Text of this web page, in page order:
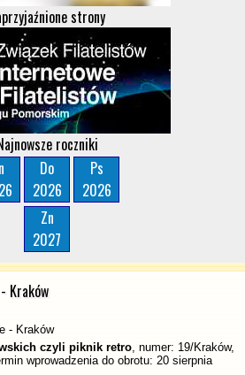
strony
roczniki
Do
2026
Ps
2026
Zn
2027
Kraków
- Kraków
czyli piknik retro, numer: 19/Kraków,
wprowadzenia do obrotu: 20 sierpnia